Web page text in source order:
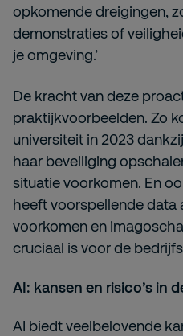
opkomende dreigingen,
demonstraties of
je omgeving.’
De kracht van deze
praktijkvoorbeelden. Zo
universiteit in 2023
haar beveiliging
situatie voorkomen. En
heeft voorspellende data
voorkomen en
cruciaal is voor de
AI: kansen en risico’s in
AI biedt veelbelovende